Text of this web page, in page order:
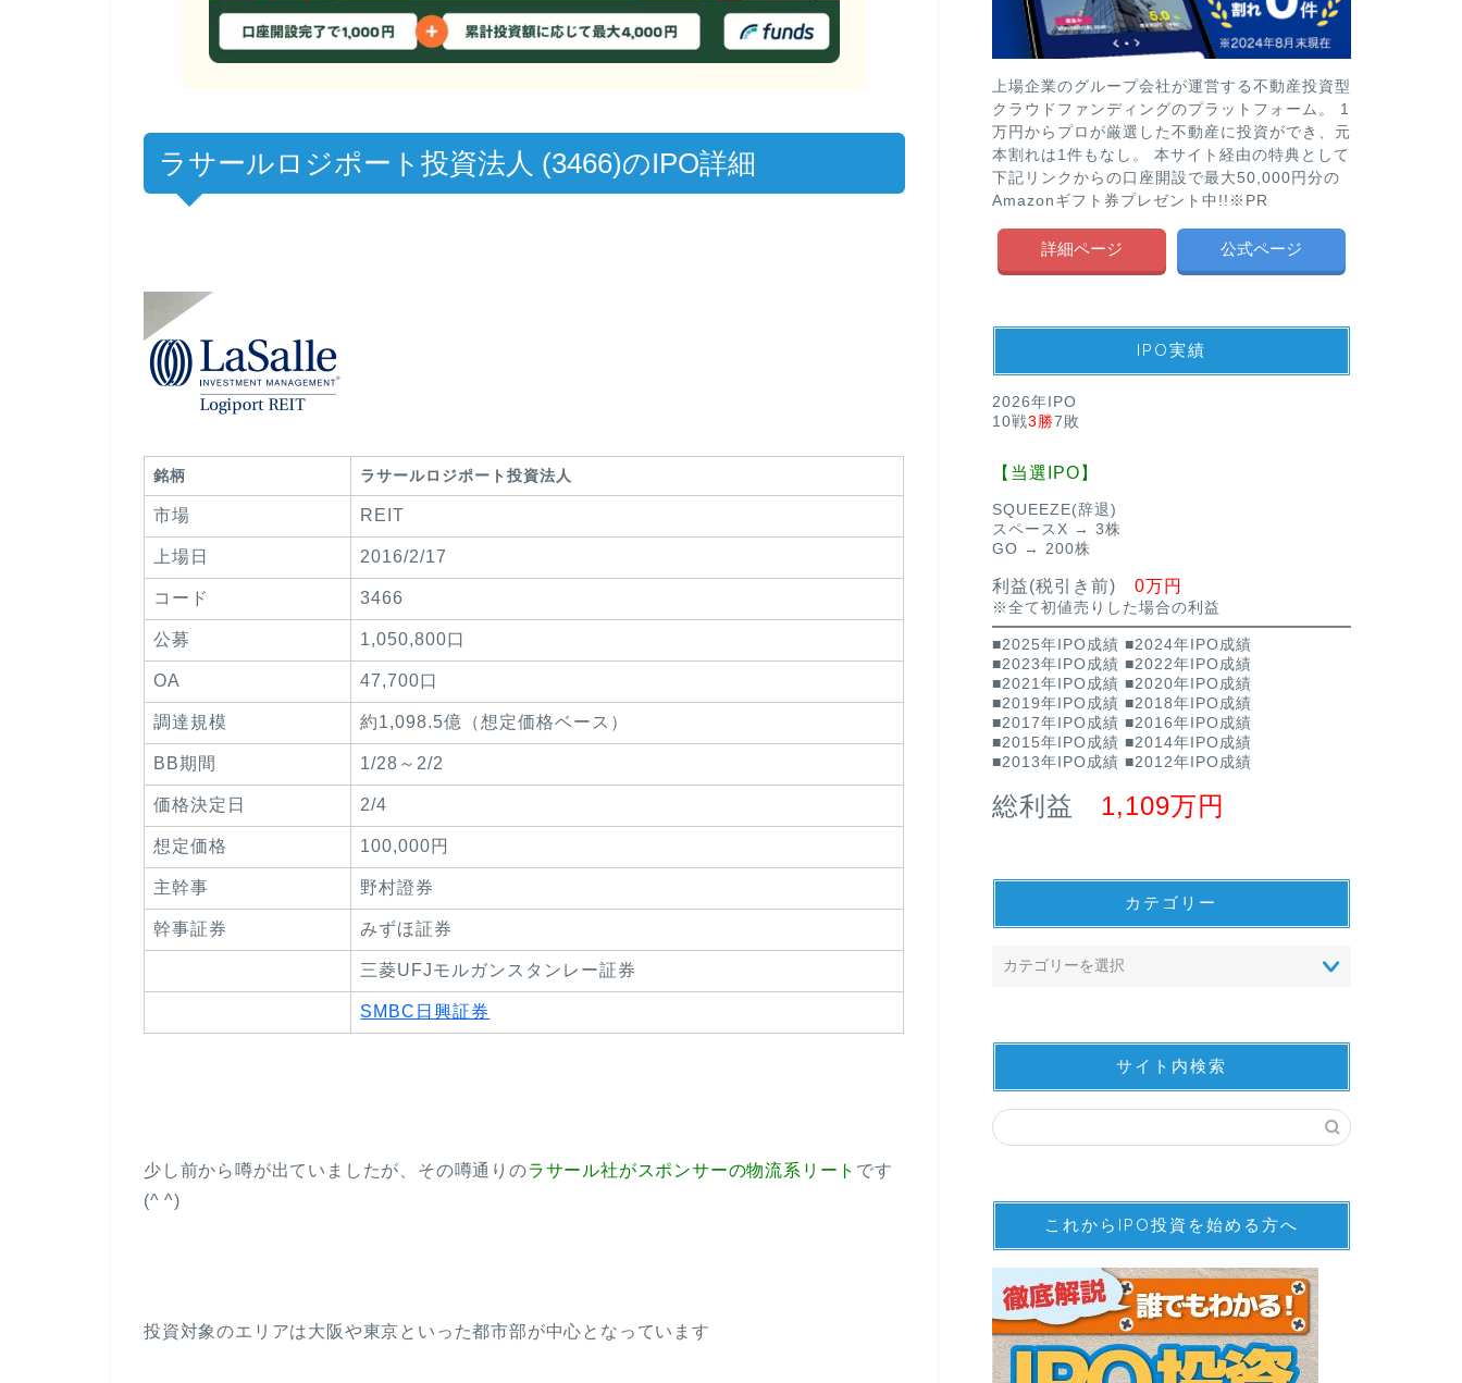
ラサールロジポート投資法人 (3466)のIPO詳細
銘柄 ラサールロジポート投資法人
市場 REIT
上場日 2016/2/17
コード 3466
公募 1,050,800口
OA 47,700口
調達規模 約1,098.5億（想定価格ベース）
BB期間 1/28～2/2
価格決定日 2/4
想定価格 100,000円
主幹事 野村證券
幹事証券 みずほ証券
三菱UFJモルガンスタンレー証券
SMBC日興証券
少し前から噂が出ていましたが、その噂通りのラサール社がスポンサーの物流系リート です
(^ ^)
投資対象のエリアは大阪や東京といった都市部が中心となっています
上場企業のグループ会社が運営する不動産投資型
クラウドファンディングのプラットフォーム。 1
万円からプロが厳選した不動産に投資ができ、元
本割れは1件もなし。 本サイト経由の特典として
下記リンクからの口座開設で最大50,000円分の
Amazonギフト券プレゼント中!!※PR
詳細ページ 公式ページ
IPO実績
2026年IPO
10戦3勝7敗
【当選IPO】
SQUEEZE(辞退)
スペースX → 3株
GO → 200株
利益(税引き前) 0万円
※全て初値売りした場合の利益
■2025年IPO成績 ■2024年IPO成績
■2023年IPO成績 ■2022年IPO成績
■2021年IPO成績 ■2020年IPO成績
■2019年IPO成績 ■2018年IPO成績
■2017年IPO成績 ■2016年IPO成績
■2015年IPO成績 ■2014年IPO成績
■2013年IPO成績 ■2012年IPO成績
総利益 1,109万円
カテゴリー
サイト内検索
これからIPO投資を始める方へ